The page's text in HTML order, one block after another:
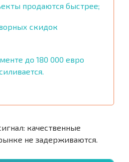
продаются быстрее;
скидок
до 180 000 евро
качественные
не задерживаются.